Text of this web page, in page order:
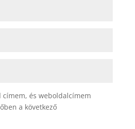
címem, és weboldalcímem
a következő